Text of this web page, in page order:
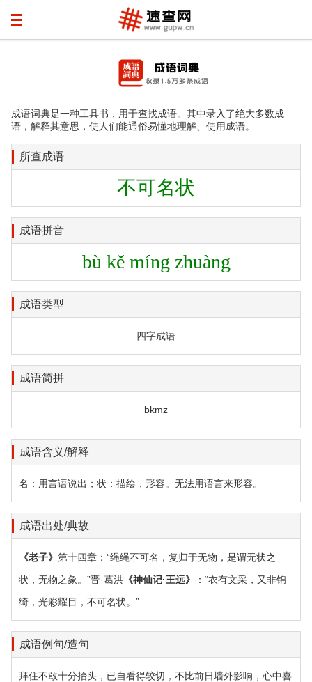
成语词典是一种工具书，用于查找成语。其中录入了绝大多数成
语，解释其意思，使人们能通俗易懂地理解、使用成语。
所查成语
不可名状
成语拼音
bù kě míng zhuàng
成语类型
四字成语
成语简拼
bkmz
成语含义/解释
名：用言语说出；状：描绘，形容。无法用语言来形容。
成语出处/典故
《老子》 第十四章：“绳绳不可名，复归于无物，是谓无状之
状，无物之象。”晋·葛洪 《神仙记·王远》
：“衣有文采，又非锦
绮，光彩耀目，不可名状。”
成语例句/造句
拜住不敢十分抬头，已自看得较切，不比前日墙外影响，心中喜